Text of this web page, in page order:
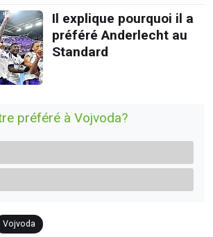
Il explique pourquoi il a
préféré Anderlecht au
Standard
préféré à Vojvoda?
Vojvoda